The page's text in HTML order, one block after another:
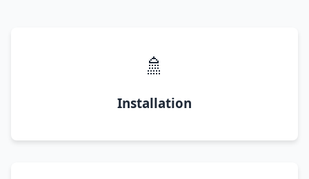
🚿
Installation